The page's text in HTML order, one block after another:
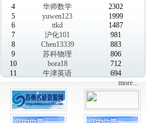
4
华师数学
2302
5
yuwen123
1999
6
ttkd
1487
7
沪化101
981
8
Chen13339
883
9
苏科物理
806
10
bora18
712
11
牛津英语
694
more...